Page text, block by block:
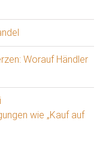
Worauf Händler
wie „Kauf auf